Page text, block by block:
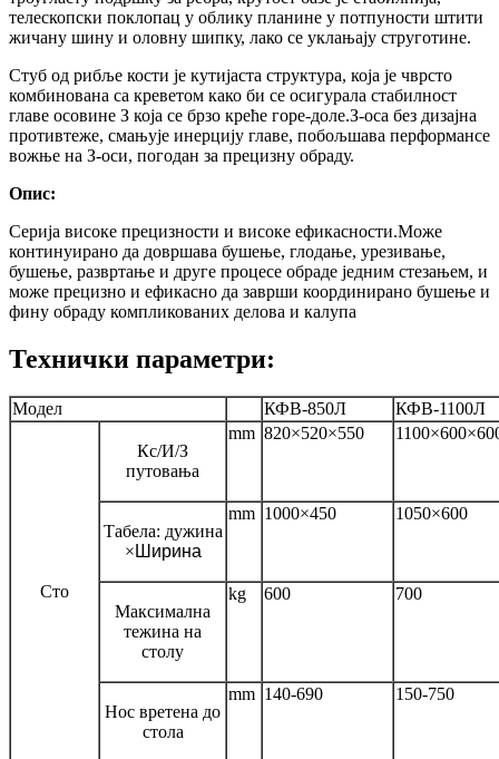
телескопски поклопац у облику планине у потпуности штити
жичану шину и оловну шипку, лако се уклањају струготине.
Стуб од рибље кости је кутијаста структура, која је чврсто
комбинована са креветом како би се осигурала стабилност
главе осовине З која се брзо креће горе-доле.З-оса без дизајна
противтеже, смањује инерцију главе, побољшава перформансе
вожње на З-оси, погодан за прецизну обраду.
Опис:
Серија високе прецизности и високе ефикасности.Може
континуирано да довршава бушење, глодање, урезивање,
бушење, развртање и друге процесе обраде једним стезањем, и
може прецизно и ефикасно да заврши координирано бушење и
фину обраду компликованих делова и калупа
Технички параметри:
Модел КФВ-850Л КФВ-1100Л
Сто
Кс/И/З
путовања
mm 820×520×550
Табела: дужина
×Ширина
mm 1000×450 1050×600
Максимална
тежина на
столу
kg 600 700
Нос вретена до
стола
mm 140-690 150-750